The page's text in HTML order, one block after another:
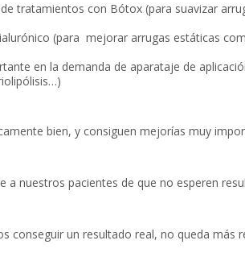
tratamientos con Bótox (para suavizar
(para mejorar arrugas estáticas
en la demanda de aparataje de
bien, y consiguen mejorías muy
a nuestros pacientes de que no esperen
conseguir un resultado real, no queda más